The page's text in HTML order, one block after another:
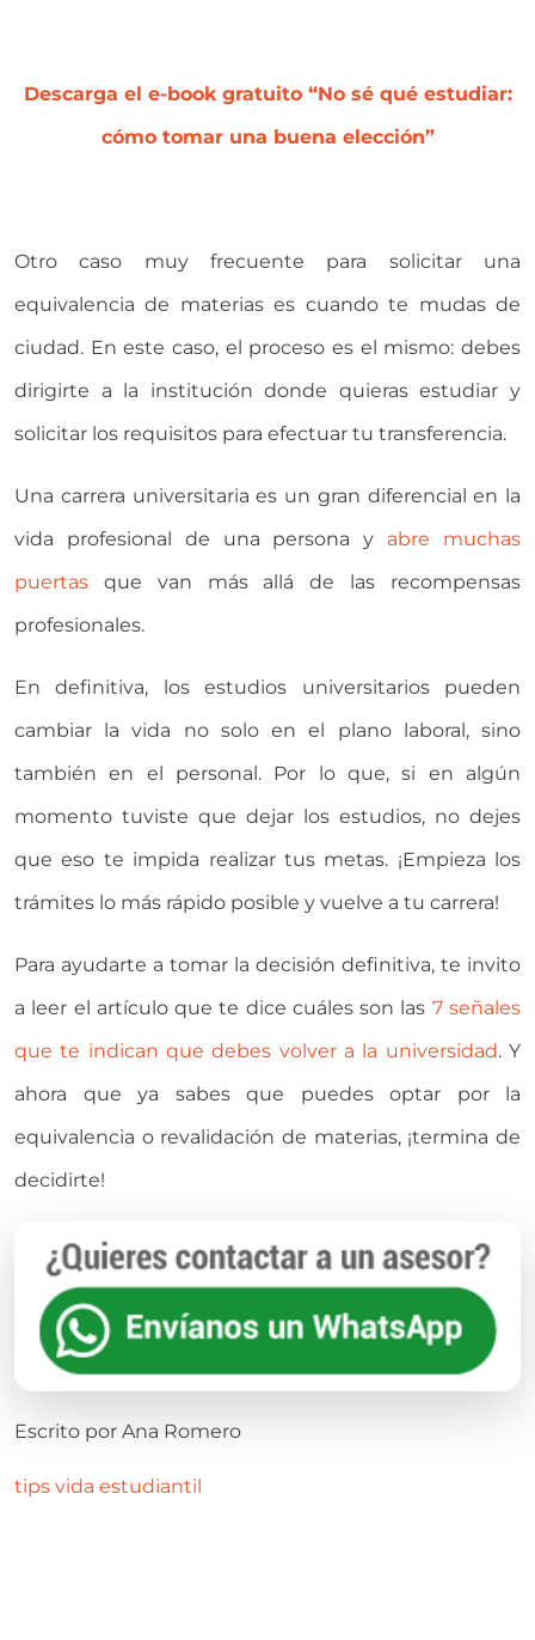
Descarga el e-book gratuito “No sé qué estudiar:
cómo tomar una buena elección”
Otro caso muy frecuente para solicitar una
equivalencia de materias es cuando te mudas de
ciudad. En este caso, el proceso es el mismo: debes
dirigirte a la institución donde quieras estudiar y
solicitar los requisitos para efectuar tu transferencia.
Una carrera universitaria es un gran diferencial en la
vida profesional de una persona y abre muchas
puertas que van más allá de las recompensas
profesionales.
En definitiva, los estudios universitarios pueden
cambiar la vida no solo en el plano laboral, sino
también en el personal. Por lo que, si en algún
momento tuviste que dejar los estudios, no dejes
que eso te impida realizar tus metas. ¡Empieza los
trámites lo más rápido posible y vuelve a tu carrera!
Para ayudarte a tomar la decisión definitiva, te invito
a leer el artículo que te dice cuáles son las 7 señales
que te indican que debes volver a la universidad. Y
ahora que ya sabes que puedes optar por la
equivalencia o revalidación de materias, ¡termina de
decidirte!
Escrito por Ana Romero
tips vida estudiantil